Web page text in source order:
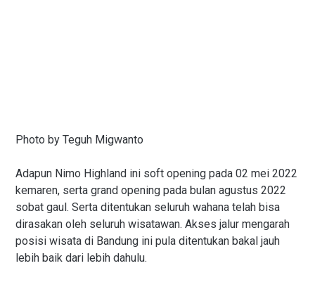
Photo by Teguh Migwanto
Adapun Nimo Highland ini soft opening pada 02 mei 2022
kemaren, serta grand opening pada bulan agustus 2022
sobat gaul. Serta ditentukan seluruh wahana telah bisa
dirasakan oleh seluruh wisatawan. Akses jalur mengarah
posisi wisata di Bandung ini pula ditentukan bakal jauh
lebih baik dari lebih dahulu.